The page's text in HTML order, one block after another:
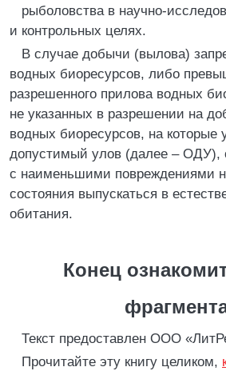
рыболовства в научно-
и контрольных целях.
В случае добычи (вылова)
водных биоресурсов, либо
разрешенного прилова водных
не указанных в разрешении на
водных биоресурсов, на которые
допустимый улов (далее – ОДУ),
с наименьшими повреждениями
состояния выпускаться в
обитания.
Конец
Текст предоставлен ООО
Прочитайте эту книгу целиком,